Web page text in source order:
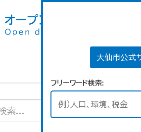
大仙市公式
フリーワード検索